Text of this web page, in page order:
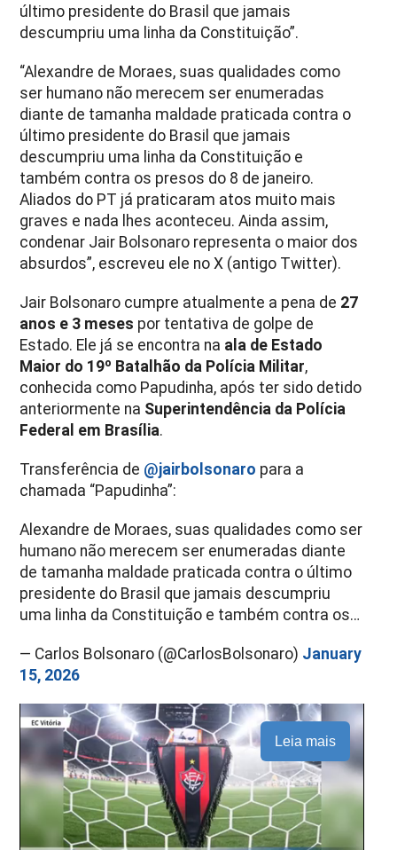
último presidente do Brasil que jamais
descumpriu uma linha da Constituição”.
“Alexandre de Moraes, suas qualidades como
ser humano não merecem ser enumeradas
diante de tamanha maldade praticada contra o
último presidente do Brasil que jamais
descumpriu uma linha da Constituição e
também contra os presos do 8 de janeiro.
Aliados do PT já praticaram atos muito mais
graves e nada lhes aconteceu. Ainda assim,
condenar Jair Bolsonaro representa o maior dos
absurdos”, escreveu ele no X (antigo Twitter).
Jair Bolsonaro cumpre atualmente a pena de 27
anos e 3 meses por tentativa de golpe de
Estado. Ele já se encontra na ala de Estado
Maior do 19º Batalhão da Polícia Militar,
conhecida como Papudinha, após ter sido detido
anteriormente na Superintendência da Polícia
Federal em Brasília.
Transferência de @jairbolsonaro para a
chamada “Papudinha”:
Alexandre de Moraes, suas qualidades como ser
humano não merecem ser enumeradas diante
de tamanha maldade praticada contra o último
presidente do Brasil que jamais descumpriu
uma linha da Constituição e também contra os…
— Carlos Bolsonaro (@CarlosBolsonaro) January
15, 2026
Leia mais